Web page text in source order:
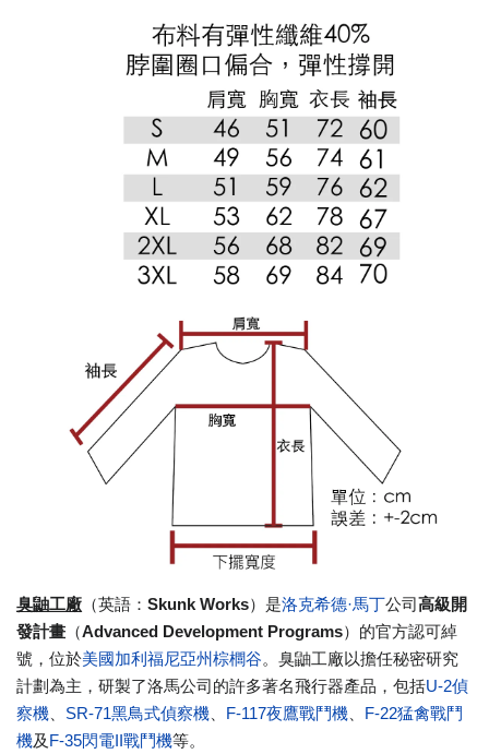
臭鼬工廠 （英語： Skunk Works）是洛克希德·馬丁公司高級開
發計畫 （Advanced Development Programs）的官方認可綽
號，位於美國加利福尼亞州棕櫚谷。臭鼬工廠以擔任秘密研究
計劃為主，研製了洛馬公司的許多著名飛行器產品，包括U-2偵
察機
SR-71黑鳥式偵察機 F-117夜鷹戰鬥機
F-22猛禽戰鬥
機及 F-35閃電II戰鬥機等。